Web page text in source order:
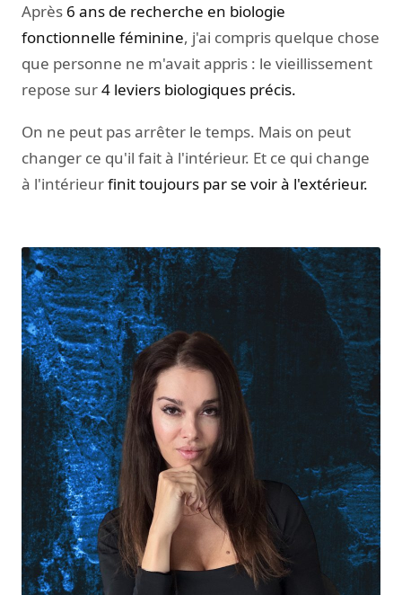
Après 6 ans de recherche en biologie
fonctionnelle féminine, j'ai compris quelque chose
que personne ne m'avait appris : le vieillissement
repose sur4 leviers biologiques précis.
On ne peut pas arrêter le temps. Mais on peut
changer ce qu'il fait à l'intérieur. Et ce qui change
à l'intérieurfinit toujours par se voir à l'extérieur.